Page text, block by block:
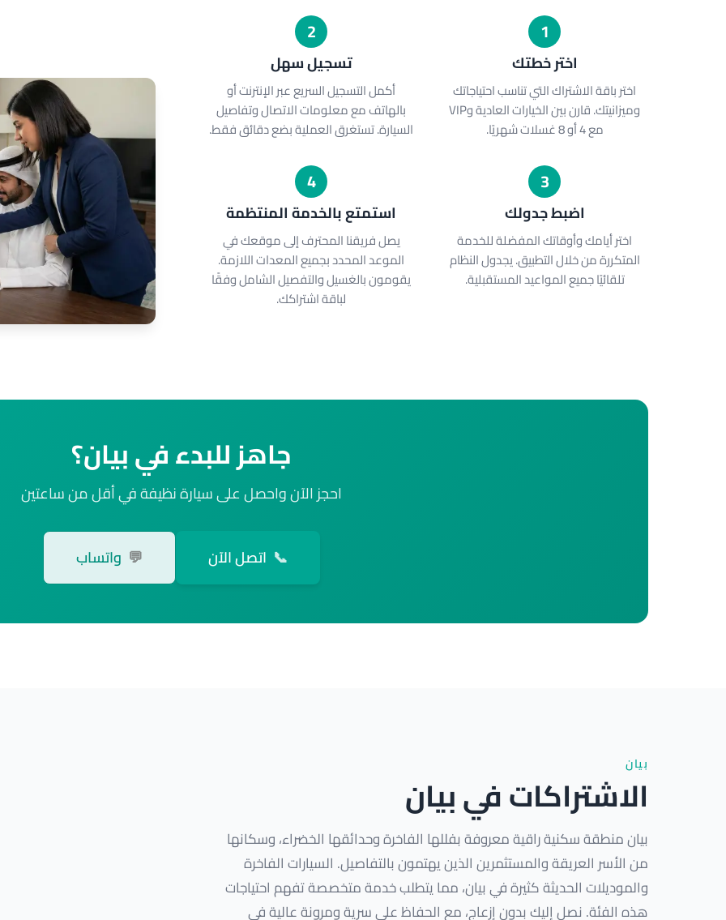
1
اختر خطتك
اختر باقة الاشتراك التي تناسب احتياجاتك
وميزانيتك. قارن بين الخيارات العادية وVIP
مع 4 أو 8 غسلات شهريًا.
2
تسجيل سهل
أكمل التسجيل السريع عبر الإنترنت أو
بالهاتف مع معلومات الاتصال وتفاصيل
السيارة. تستغرق العملية بضع دقائق فقط.
3
اضبط جدولك
اختر أيامك وأوقاتك المفضلة للخدمة
المتكررة من خلال التطبيق. يجدول النظام
تلقائيًا جميع المواعيد المستقبلية.
4
استمتع بالخدمة المنتظمة
يصل فريقنا المحترف إلى موقعك في
الموعد المحدد بجميع المعدات اللازمة.
يقومون بالغسيل والتفصيل الشامل وفقًا
لباقة اشتراكك.
جاهز للبدء في بيان؟
احجز الآن واحصل على سيارة نظيفة في أقل من ساعتين
📞 اتصل الآن 💬 واتساب
بيان
الاشتراكات في بيان
بيان منطقة سكنية راقية معروفة بفللها الفاخرة وحدائقها الخضراء، وسكانها
من الأسر العريقة والمستثمرين الذين يهتمون بالتفاصيل. السيارات الفاخرة
والموديلات الحديثة كثيرة في بيان، مما يتطلب خدمة متخصصة تفهم احتياجات
هذه الفئة. نصل إليك بدون إزعاج، مع الحفاظ على سرية ومرونة عالية في